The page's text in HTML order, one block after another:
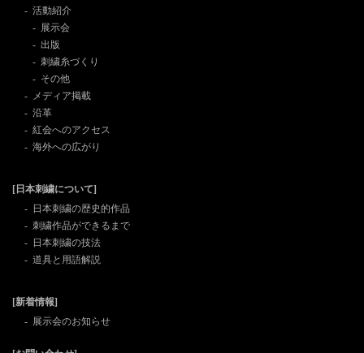
活動紹介
展示会
出版
刺繍糸づくり
その他
メディア掲載
沿革
紅会へのアクセス
海外への広がり
[日本刺繍について]
日本刺繍の歴史的作品
刺繍作品ができるまで
日本刺繍の技法
道具と用語解説
[新着情報]
展示会のお知らせ